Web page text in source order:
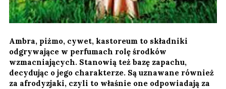
Ambra, piżmo, cywet, kastoreum to składniki
odgrywające w perfumach rolę środków
wzmacniających. Stanowią też bazę zapachu,
decydując o jego charakterze. Są uznawane również
za afrodyzjaki, czyli to właśnie one odpowiadają za